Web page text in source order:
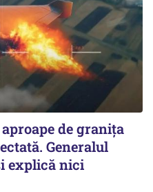
de granița
Generalul
explică nici